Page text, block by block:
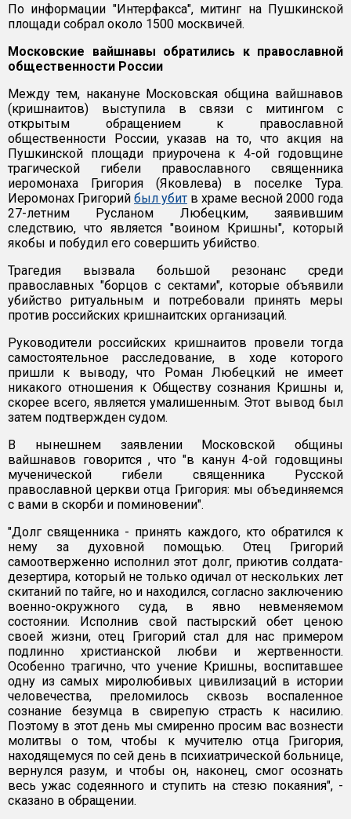
По информации "Интерфакса", митинг на Пушкинской
площади собрал около 1500 москвичей.
Московские вайшнавы обратились к православной
общественности России
Между тем, накануне Московская община вайшнавов
(кришнаитов) выступила в связи с митингом с
открытым обращением к православной
общественности России, указав на то, что акция на
Пушкинской площади приурочена к 4-ой годовщине
трагической гибели православного священника
иеромонаха Григория (Яковлева) в поселке Тура.
Иеромонах Григорий был убит в храме весной 2000 года
27-летним Русланом Любецким, заявившим
следствию, что является "воином Кришны", который
якобы и побудил его совершить убийство.
Трагедия вызвала большой резонанс среди
православных "борцов с сектами", которые объявили
убийство ритуальным и потребовали принять меры
против российских кришнаитских организаций.
Руководители российских кришнаитов провели тогда
самостоятельное расследование, в ходе которого
пришли к выводу, что Роман Любецкий не имеет
никакого отношения к Обществу сознания Кришны и,
скорее всего, является умалишенным. Этот вывод был
затем подтвержден судом.
В нынешнем заявлении Московской общины
вайшнавов говорится , что "в канун 4-ой годовщины
мученической гибели священника Русской
православной церкви отца Григория: мы объединяемся
с вами в скорби и поминовении".
"Долг священника - принять каждого, кто обратился к
нему за духовной помощью. Отец Григорий
самоотверженно исполнил этот долг, приютив солдата-
дезертира, который не только одичал от нескольких лет
скитаний по тайге, но и находился, согласно заключению
военно-окружного суда, в явно невменяемом
состоянии. Исполнив свой пастырский обет ценою
своей жизни, отец Григорий стал для нас примером
подлинно христианской любви и жертвенности.
Особенно трагично, что учение Кришны, воспитавшее
одну из самых миролюбивых цивилизаций в истории
человечества, преломилось сквозь воспаленное
сознание безумца в свирепую страсть к насилию.
Поэтому в этот день мы смиренно просим вас вознести
молитвы о том, чтобы к мучителю отца Григория,
находящемуся по сей день в психиатрической больнице,
вернулся разум, и чтобы он, наконец, смог осознать
весь ужас содеянного и ступить на стезю покаяния", -
сказано в обращении.